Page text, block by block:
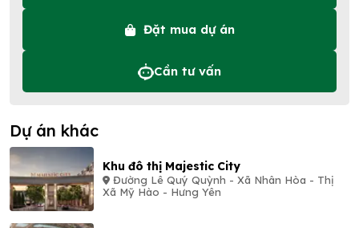
Đặt mua dự án
Cần tư vấn
Dự án khác
Khu đô thị Majestic City
Đường Lê Quý Quỳnh - Xã Nhân Hòa - Thị
Xã Mỹ Hào - Hưng Yên